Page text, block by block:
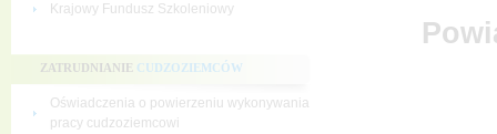
Krajowy Fundusz Szkoleniowy
ZATRUDNIANIE CUDZOZIEMCÓW
Oświadczenia o powierzeniu wykonywania
pracy cudzoziemcowi